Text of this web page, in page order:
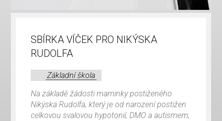
SBÍRKA VÍČEK PRO NIKÝSKA
RUDOLFA
Základní škola
Na základě žádosti maminky postiženého
Nikýska Rudolfa, který je od narození postižen
celkovou svalovou hypotonií, DMO a autismem,